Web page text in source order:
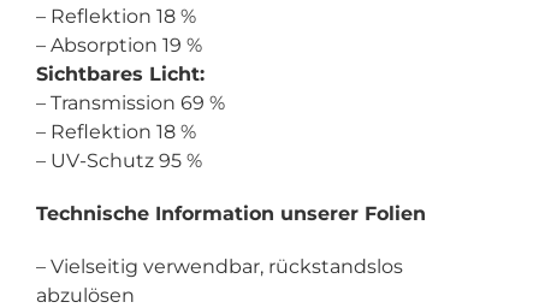
– Reflektion 18 %
– Absorption 19 %
Sichtbares Licht:
– Transmission 69 %
– Reflektion 18 %
– UV-Schutz 95 %
Technische Information unserer Folien
– Vielseitig verwendbar, rückstandslos
abzulösen